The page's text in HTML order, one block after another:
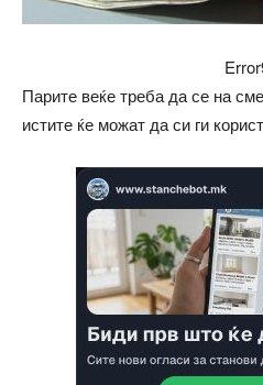
Парите веќе треба да се на
истите ќе можат да си ги